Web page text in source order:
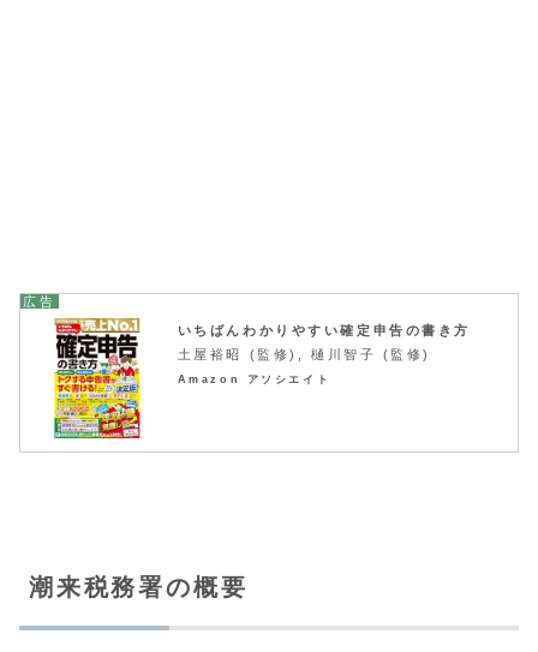
いちばんわかりやすい確定申告の書き方
土屋裕昭 (監修), 樋川智子 (監修)
Amazon アソシエイト
潮来税務署の概要